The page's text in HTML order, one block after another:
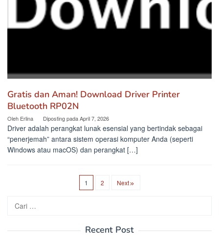
Gratis dan Aman! Download Driver Printer
Bluetooth RP02N
Oleh Erlina Diposting padaApril 7, 2026
Driver adalah perangkat lunak esensial yang bertindak sebagai
“penerjemah” antara sistem operasi komputer Anda (seperti
Windows atau macOS) dan perangkat […]
1 2 Next
untuk:
Recent Post